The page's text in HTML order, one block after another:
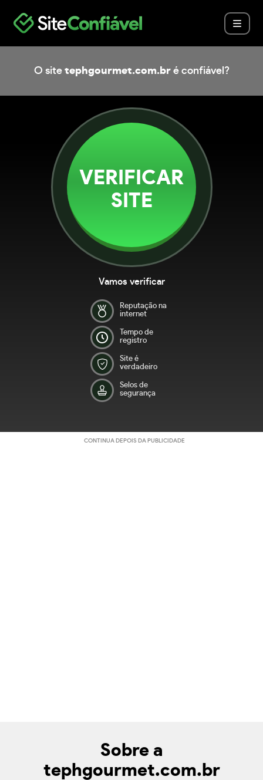
O site tephgourmet.com.bré confiável?
VERIFICAR
SITE
Vamos verificar
Reputação na
internet
Tempo de
registro
Site é
verdadeiro
Selos de
segurança
CONTINUA DEPOIS DA PUBLICIDADE
Sobre a
tephgourmet.com.br